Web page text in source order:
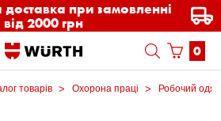
при замовленні
від 2000 грн
0
товарів Охорона праці Робочий одяг